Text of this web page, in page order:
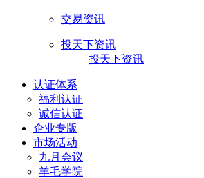
交易资讯
投天下资讯
投天下资讯
认证体系
福利认证
诚信认证
企业专版
市场活动
九月会议
羊毛学院